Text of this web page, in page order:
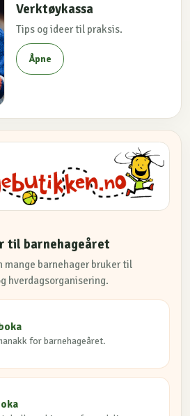
Verktøykassa
Tips og ideer til praksis.
Åpne
til barnehageåret
mange barnehager bruker til
hverdagsorganisering.
for barnehageåret.